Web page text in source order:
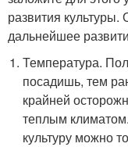
развития культуры.
дальнейшее
Температура.
посадишь, тем
крайней
теплым
культуру можно